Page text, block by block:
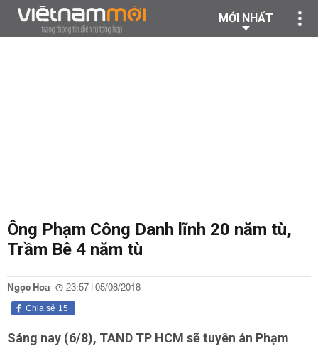
MỚI NHẤT
Ông Phạm Công Danh lĩnh 20 năm tù,
Trầm Bê 4 năm tù
Ngọc Hoa 23:57 | 05/08/2018
15
Chia sẻ
Sáng nay (6/8), TAND TP HCM sẽ tuyên án Phạm